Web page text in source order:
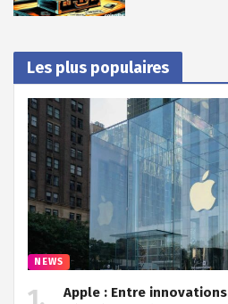
Les plus populaires
NEWS
Apple : Entre